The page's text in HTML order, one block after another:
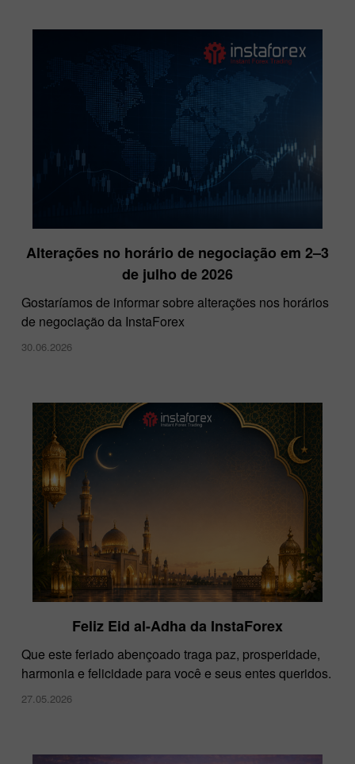
Grand Choice da InstaForex
Alterações no horário de negociação em 2–3
de julho de 2026
Gostaríamos de informar sobre alterações nos horários
de negociação da InstaForex
30.06.2026
Feliz Eid al-Adha da InstaForex
Que este feriado abençoado traga paz, prosperidade,
harmonia e felicidade para você e seus entes queridos.
27.05.2026